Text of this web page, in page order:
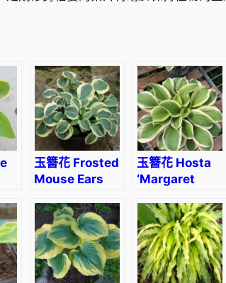
玉簪花 Frosted
Mouse Ears
玉簪花 Hosta
‘Margaret